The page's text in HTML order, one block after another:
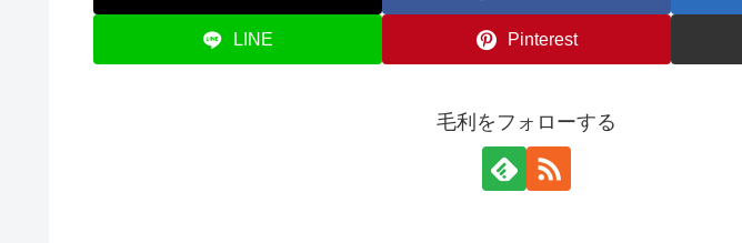
LINE Pinterest
毛利をフォローする